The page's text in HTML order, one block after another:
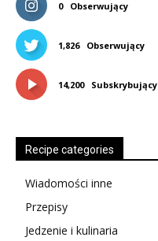
0 Obserwujący
1,826 Obserwujący
14,200 Subskrybujący
Recipe categories
Wiadomości inne
Przepisy
Jedzenie i kulinaria